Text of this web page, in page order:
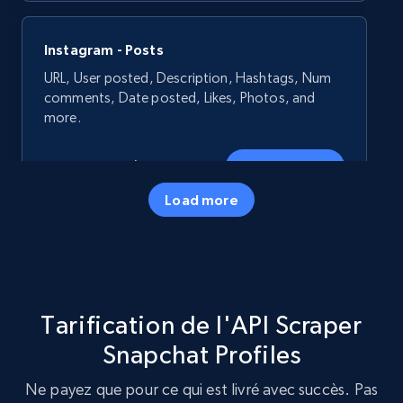
Instagram - Posts
URL, User posted, Description, Hashtags, Num
comments, Date posted, Likes, Photos, and
more.
comments, Date posted, Likes, Photos, and
13.2K+ 1.6K+ Essai gratuit
Load more
Tarification de l'API Scraper
Snapchat Profiles
Ne payez que pour ce qui est livré avec succès. Pas